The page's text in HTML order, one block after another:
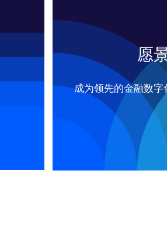
愿
成为领先的金融数字